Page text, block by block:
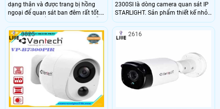
dạng thân và được trang bị hồng
ngoại để quan sát ban đêm rất tốt.
Camera có kiểu dáng đẹp mắt, mẫu
mã sang trọng, sản phẩm có độ ổn
định cao
2300SI là dòng camera quan sát IP
STARLIGHT. Sản phẩm thiết kế nhỏ
gọn chắc chắn. Camera sủ dụng
cảm biến hình ảnh 2.0 Megapixel ,
có hỗ trợ công nghệ lưu trũ hình ảnh
3025 2616